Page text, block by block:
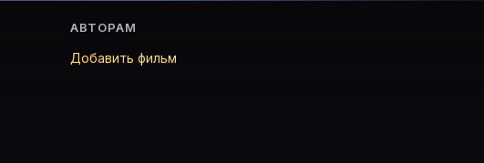
АВТОРАМ
Добавить фильм